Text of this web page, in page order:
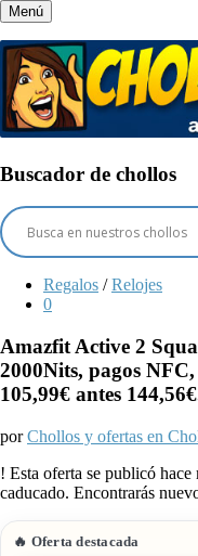
Menú
Buscador de chollos
Regalos / Relojes
0
Amazfit Active 2
2000Nits, pagos
105,99€ antes
porChollos y ofertas en
! Esta oferta se publicó hace
caducado. Encontrarás
🔥 Oferta destacada